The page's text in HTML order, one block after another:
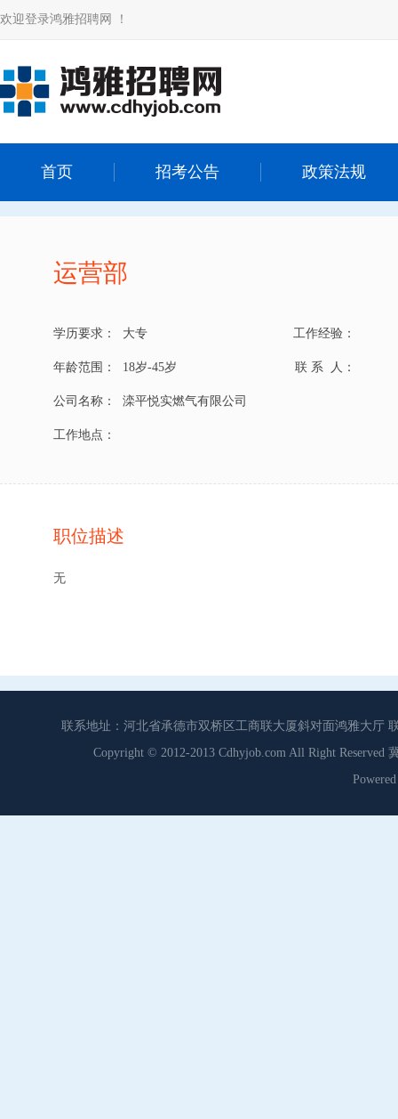
欢迎登录鸿雅招聘网 ！
首页 招考公告 政策法规
运营部
学历要求： 大专 工作经验：
年龄范围： 18岁-45岁 联 系 人：
公司名称： 滦平悦实燃气有限公司
工作地点：
职位描述
无
联系地址：河北省承德市双桥区工商联大厦斜对面鸿雅大厅
Copyright © 2012-2013 Cdhyjob.com All Right Reserved